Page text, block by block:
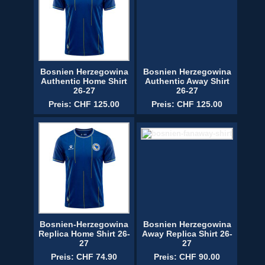
Bosnien Herzegowina
Authentic Home Shirt
26-27
Preis: CHF 125.00
Bosnien Herzegowina
Authentic Away Shirt
26-27
Preis: CHF 125.00
Bosnien-Herzegowina
Replica Home Shirt 26-
27
Preis: CHF 74.90
Bosnien Herzegowina
Away Replica Shirt 26-
27
Preis: CHF 90.00